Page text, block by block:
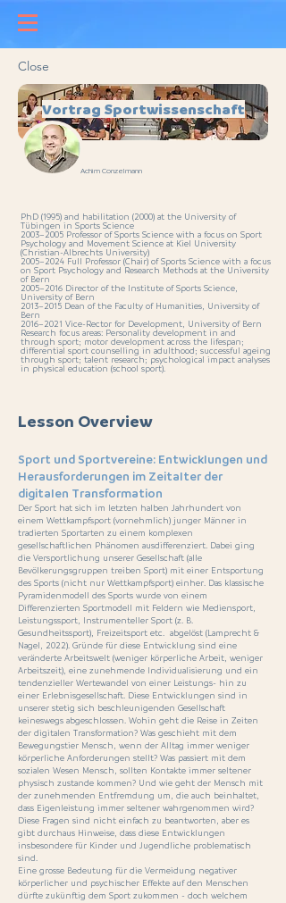
Close
Vortrag Sportwissenschaft
Achim Conzelmann
PhD (1995) and habilitation (2000) at the University of
Tübingen in Sports Science
2003–2005 Professor of Sports Science with a focus on Sport
Psychology and Movement Science at Kiel University
(Christian-Albrechts University)
2005–2024 Full Professor (Chair) of Sports Science with a focus
on Sport Psychology and Research Methods at the University
of Bern
2005–2016 Director of the Institute of Sports Science,
University of Bern
2013–2015 Dean of the Faculty of Humanities, University of
Bern
2016–2021 Vice-Rector for Development, University of Bern
Research focus areas: Personality development in and
through sport; motor development across the lifespan;
differential sport counselling in adulthood; successful ageing
through sport; talent research; psychological impact analyses
in physical education (school sport).
Lesson Overview
Sport und Sportvereine: Entwicklungen und
Herausforderungen im Zeitalter der
digitalen Transformation
Der Sport hat sich im letzten halben Jahrhundert von
einem Wettkampfsport (vornehmlich) junger Männer in
tradierten Sportarten zu einem komplexen
gesellschaftlichen Phänomen ausdifferenziert. Dabei ging
die Versportlichung unserer Gesellschaft (alle
Bevölkerungsgruppen treiben Sport) mit einer Entsportung
des Sports (nicht nur Wettkampfsport) einher. Das klassische
Pyramidenmodell des Sports wurde von einem
Differenzierten Sportmodell mit Feldern wie Mediensport,
Leistungssport, Instrumenteller Sport (z. B.
Gesundheitssport), Freizeitsport etc. abgelöst (Lamprecht &
Nagel, 2022). Gründe für diese Entwicklung sind eine
veränderte Arbeitswelt (weniger körperliche Arbeit, weniger
Arbeitszeit), eine zunehmende Individualisierung und ein
tendenzieller Wertewandel von einer Leistungs- hin zu
einer Erlebnisgesellschaft. Diese Entwicklungen sind in
unserer stetig sich beschleunigenden Gesellschaft
keineswegs abgeschlossen. Wohin geht die Reise in Zeiten
der digitalen Transformation? Was geschieht mit dem
Bewegungstier Mensch, wenn der Alltag immer weniger
körperliche Anforderungen stellt? Was passiert mit dem
sozialen Wesen Mensch, sollten Kontakte immer seltener
physisch zustande kommen? Und wie geht der Mensch mit
der zunehmenden Entfremdung um, die auch beinhaltet,
dass Eigenleistung immer seltener wahrgenommen wird?
Diese Fragen sind nicht einfach zu beantworten, aber es
gibt durchaus Hinweise, dass diese Entwicklungen
insbesondere für Kinder und Jugendliche problematisch
sind.
Eine grosse Bedeutung für die Vermeidung negativer
körperlicher und psychischer Effekte auf den Menschen
dürfte zukünftig dem Sport zukommen - doch welchem